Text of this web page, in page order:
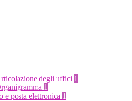
degli uffici 1
1
e posta elettronica 1